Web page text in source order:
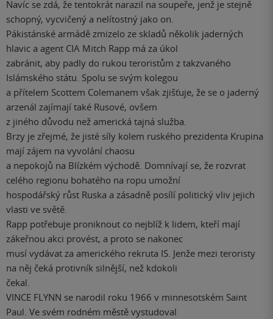
Navíc se zdá, že tentokrát narazil na soupeře, jenž je stejně
schopný, vycvičený a nelítostný jako on.
Pákistánské armádě zmizelo ze skladů několik jaderných
hlavic a agent CIA Mitch Rapp má za úkol
zabránit, aby padly do rukou teroristům z takzvaného
Islámského státu. Spolu se svým kolegou
a přítelem Scottem Colemanem však zjišťuje, že se o jaderný
arzenál zajímají také Rusové, ovšem
z jiného důvodu než americká tajná služba.
Brzy je zřejmé, že jisté síly kolem ruského prezidenta Krupina
mají zájem na vyvolání chaosu
a nepokojů na Blízkém východě. Domnívají se, že rozvrat
celého regionu bohatého na ropu umožní
hospodářský růst Ruska a zásadně posílí politický vliv jejich
vlasti ve světě.
Rapp potřebuje proniknout co nejblíž k lidem, kteří mají
zákeřnou akci provést, a proto se nakonec
musí vydávat za amerického rekruta IS. Jenže mezi teroristy
na něj čeká protivník silnější, než kdokoli
čekal.
VINCE FLYNN se narodil roku 1966 v minnesotském Saint
Paul. Ve svém rodném městě vystudoval